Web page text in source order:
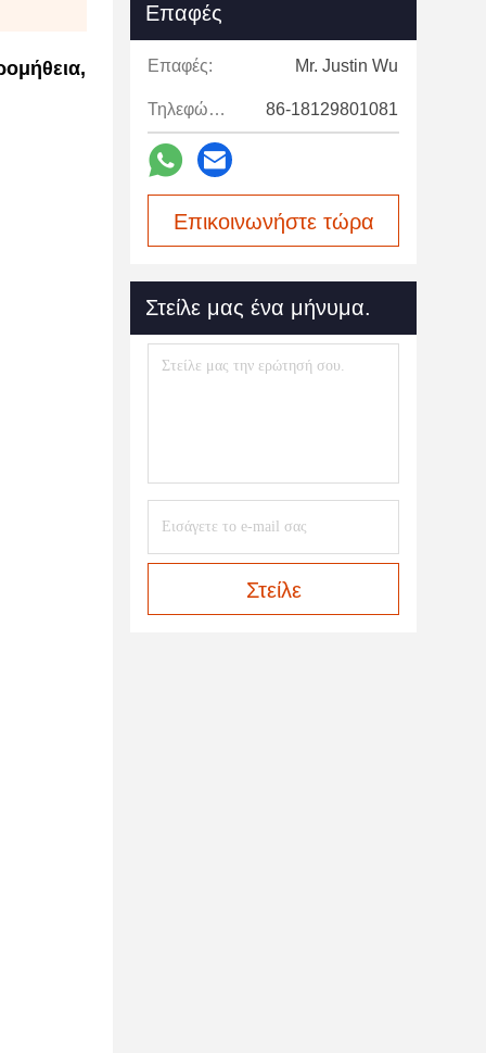
Επαφές
Επαφές: Mr. Justin Wu
Τηλεφώνημα: 86-18129801081
Επικοινωνήστε τώρα
Στείλε μας ένα μήνυμα.
Στείλε